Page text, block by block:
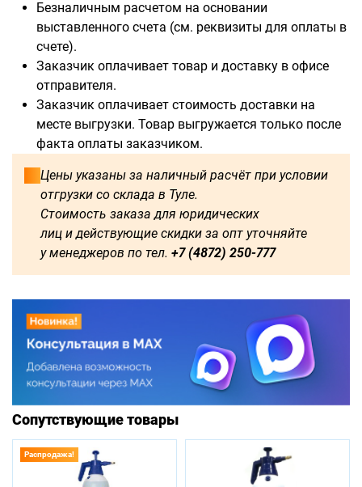
Безналичным расчетом на основании
выставленного счета (см. реквизиты для оплаты в
счете).
Заказчик оплачивает товар и доставку в офисе
отправителя.
Заказчик оплачивает стоимость доставки на
месте выгрузки. Товар выгружается только после
факта оплаты заказчиком.
Цены указаны за наличный расчёт при условии
отгрузки со склада в Туле.
Стоимость заказа для юридических
лиц и действующие скидки за опт уточняйте
у менеджеров по тел. +7 (4872) 250-777
Сопутствующие товары
Распродажа!